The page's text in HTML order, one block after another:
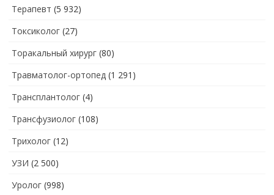
Терапевт (5 932)
Токсиколог (27)
Торакальный хирург (80)
Травматолог-ортопед (1 291)
Трансплантолог (4)
Трансфузиолог (108)
Трихолог (12)
УЗИ (2 500)
Уролог (998)